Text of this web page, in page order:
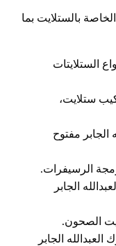
بالستلايت بما
الستلايتات
ستلايت،
الجابر مفتوح
الرسيفرات.
الجابر
الصحون.
الجابر